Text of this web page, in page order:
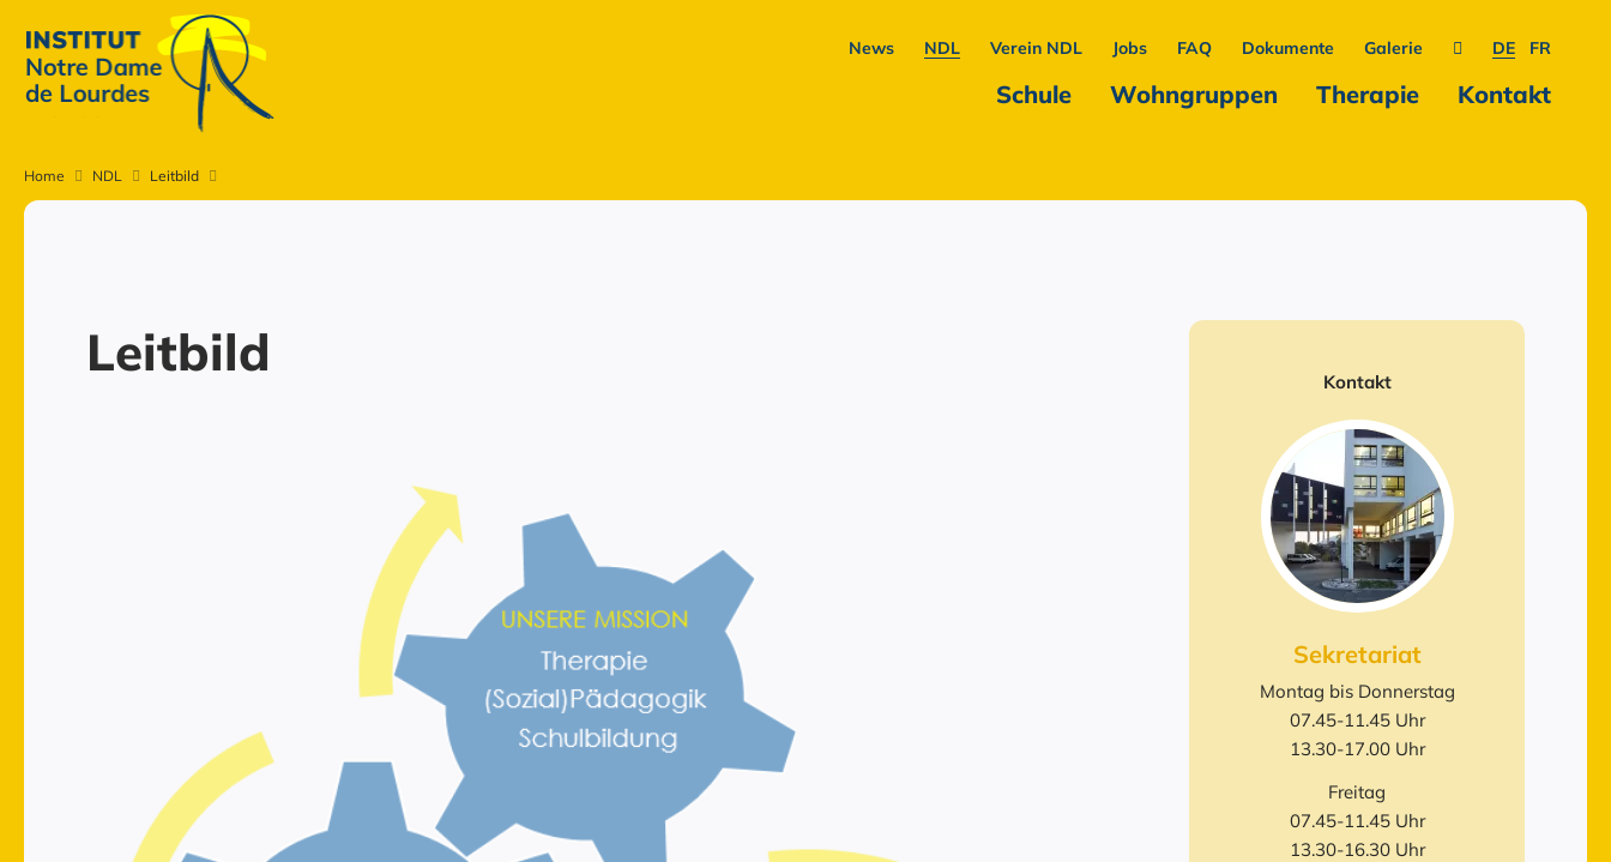
News NDL Verein NDL Jobs FAQ Dokumente Galerie DE FR
Schule Wohngruppen Therapie Kontakt
Home NDL Leitbild
Leitbild Kontakt
Sekretariat
Montag bis Donnerstag
07.45-11.45 Uhr
13.30-17.00 Uhr
Freitag
07.45-11.45 Uhr
13.30-16.30 Uhr